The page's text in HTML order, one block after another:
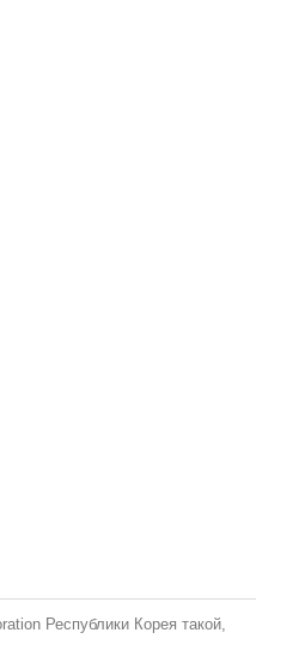
Республики Корея такой,